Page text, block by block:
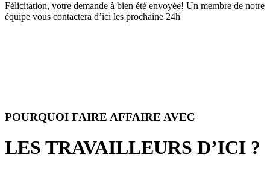
Félicitation, votre demande à bien été envoyée! Un membre de notre
équipe vous contactera d’ici les prochaine 24h
POURQUOI FAIRE AFFAIRE AVEC
LES TRAVAILLEURS D’ICI ?